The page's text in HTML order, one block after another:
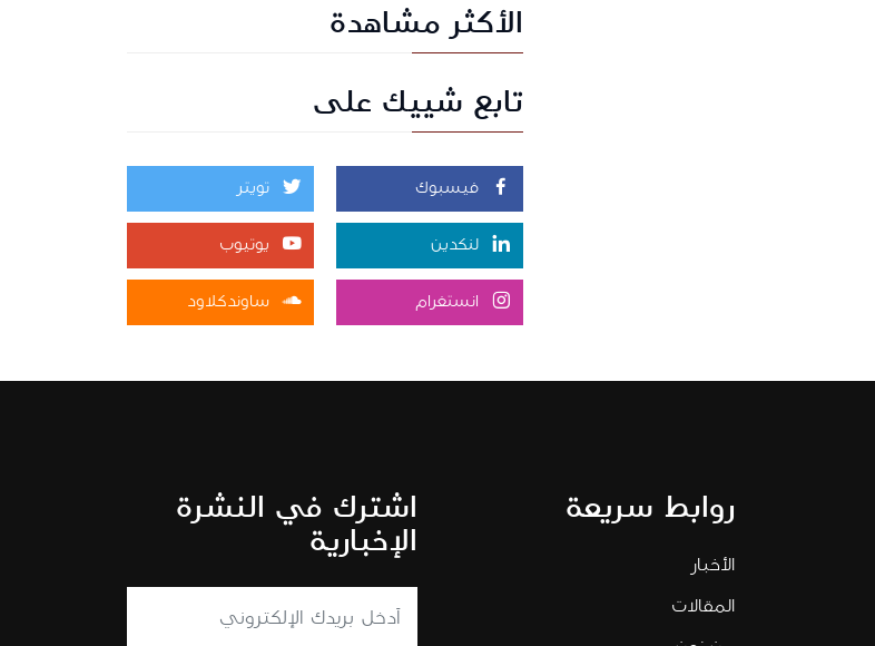
الأكثر مشاهدة
تابع شييك على
فيسبوك تويتر
لنكدين يوتيوب
انستغرام ساوندكلاود
روابط سريعة
الأخبار
المقالات
اشترك في النشرة
الإخبارية